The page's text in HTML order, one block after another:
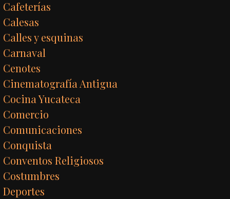
Cafeterías
Calesas
Calles y esquinas
Carnaval
Cenotes
Cinematografía Antigua
Cocina Yucateca
Comercio
Comunicaciones
Conquista
Conventos Religiosos
Costumbres
Deportes